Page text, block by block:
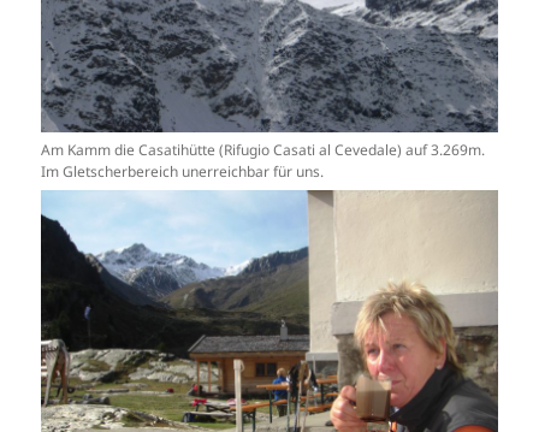
Am Kamm die Casatihütte (Rifugio Casati al Cevedale) auf 3.269m.
Im Gletscherbereich unerreichbar für uns.